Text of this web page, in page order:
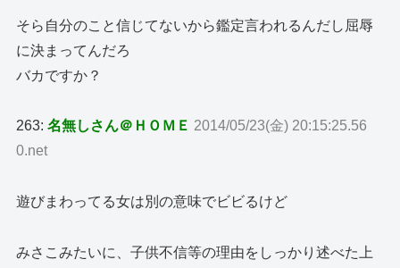
そら自分のこと信じてないから鑑定言われるんだし屈辱
に決まってんだろ
バカですか？
263:名無しさん＠ＨＯＭＥ 2014/05/23(金) 20:15:25.56
0.net
遊びまわってる女は別の意味でビビるけど
みさこみたいに、子供不信等の理由をしっかり述べた上